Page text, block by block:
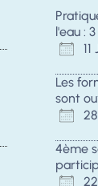
l'eau :
Les
sont
4ème